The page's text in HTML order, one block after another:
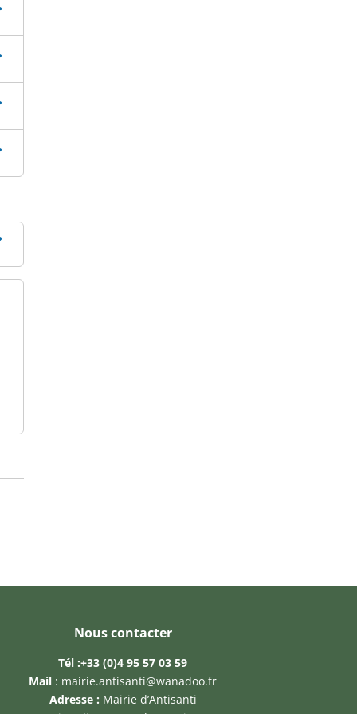
Nous contacter
Tél :+33 (0)4 95 57 03 59
Mail : mairie.antisanti@wanadoo.fr
Adresse : Mairie d’Antisanti